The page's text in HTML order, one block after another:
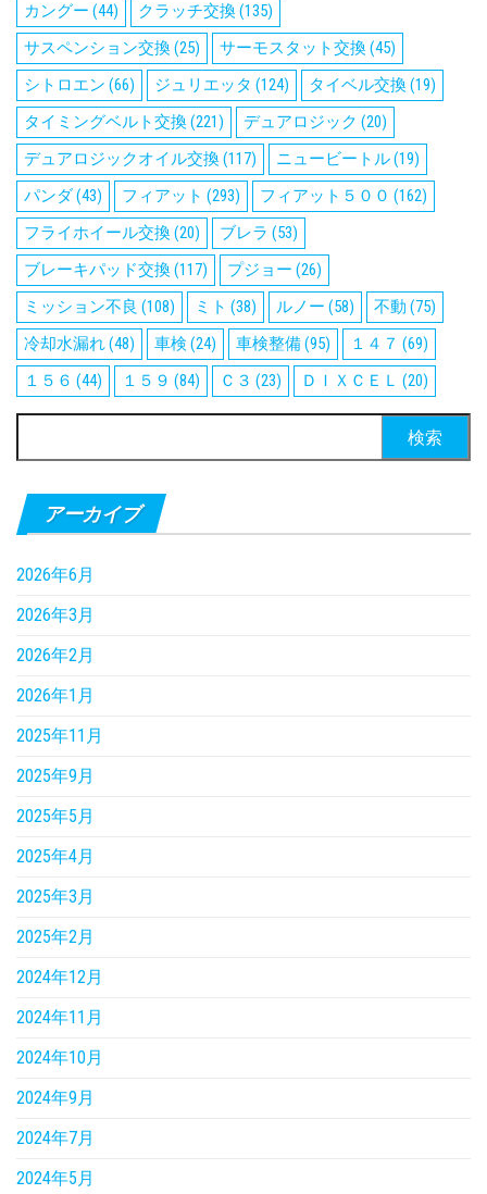
カングー (44) クラッチ交換(135)
サスペンション交換(25) サーモスタット交換(45)
シトロエン (66) ジュリエッタ (124) タイベル交換(19)
タイミングベルト交換(221) デュアロジック (20)
デュアロジックオイル交換(117) ニュービートル(19)
パンダ(43) フィアット (293) フィアット５００ (162)
フライホイール交換(20) ブレラ (53)
ブレーキパッド交換(117) プジョー (26)
ミッション不良 (108) ミト (38) ルノー (58) 不動 (75)
冷却水漏れ(48) 車検 (24) 車検整備(95) １４７ (69)
１５６ (44) １５９ (84) Ｃ３ (23) ＤＩＸＣＥＬ (20)
索:
アーカイブ
2026年6月
2026年3月
2026年2月
2026年1月
2025年11月
2025年9月
2025年5月
2025年4月
2025年3月
2025年2月
2024年12月
2024年11月
2024年10月
2024年9月
2024年7月
2024年5月